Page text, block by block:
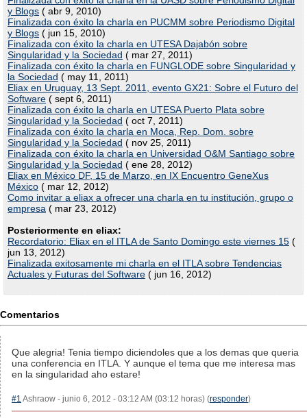
y Blogs ( abr 9, 2010)
Finalizada con éxito la charla en PUCMM sobre Periodismo Digital
y Blogs ( jun 15, 2010)
Finalizada con éxito la charla en UTESA Dajabón sobre
Singularidad y la Sociedad ( mar 27, 2011)
Finalizada con éxito la charla en FUNGLODE sobre Singularidad y
la Sociedad ( may 11, 2011)
Eliax en Uruguay, 13 Sept. 2011, evento GX21: Sobre el Futuro del
Software ( sept 6, 2011)
Finalizada con éxito la charla en UTESA Puerto Plata sobre
Singularidad y la Sociedad ( oct 7, 2011)
Finalizada con éxito la charla en Moca, Rep. Dom. sobre
Singularidad y la Sociedad ( nov 25, 2011)
Finalizada con éxito la charla en Universidad O&M Santiago sobre
Singularidad y la Sociedad ( ene 28, 2012)
Eliax en México DF, 15 de Marzo, en IX Encuentro GeneXus
México ( mar 12, 2012)
Como invitar a eliax a ofrecer una charla en tu institución, grupo o
empresa ( mar 23, 2012)
Posteriormente en eliax:
Recordatorio: Eliax en el ITLA de Santo Domingo este viernes 15 (
jun 13, 2012)
Finalizada exitosamente mi charla en el ITLA sobre Tendencias
Actuales y Futuras del Software ( jun 16, 2012)
Comentarios
Que alegria! Tenia tiempo diciendoles que a los demas que queria
una conferencia en ITLA. Y aunque el tema que me interesa mas
en la singularidad aho estare!
#1 Ashraow - junio 6, 2012 - 03:12 AM (03:12 horas) (responder)